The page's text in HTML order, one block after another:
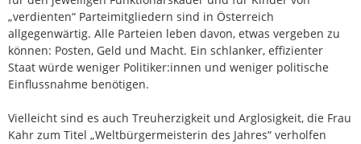
„verdienten“ Parteimitgliedern sind in Österreich
allgegenwärtig. Alle Parteien leben davon, etwas vergeben zu
können: Posten, Geld und Macht. Ein schlanker, effizienter
Staat würde weniger Politiker:innen und weniger politische
Einflussnahme benötigen.
Vielleicht sind es auch Treuherzigkeit und Arglosigkeit, die Frau
Kahr zum Titel „Weltbürgermeisterin des Jahres“ verholfen